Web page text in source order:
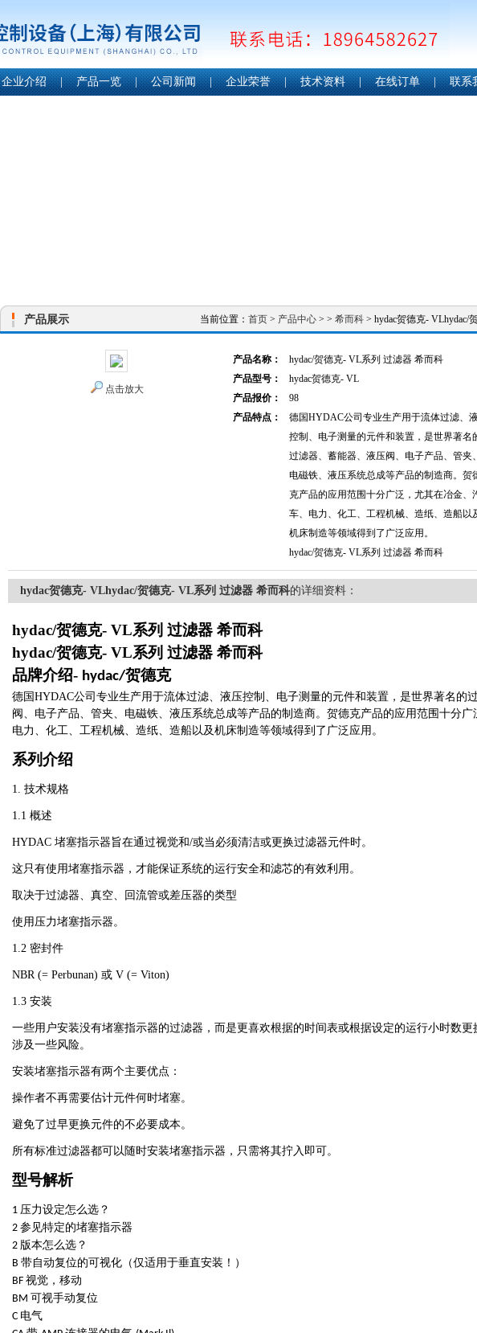
企业介绍 | 产品一览 | 公司新闻 | 企业荣誉 | 技术资料 | 在线订单 | 联系
产品展示 当前位置： 首页 > 产品中心 > > 希而科 > hydac贺德克- VLhydac/
点击放大
产品名称：
hydac/贺德克- VL系列 过滤器 希而科
产品型号：
hydac贺德克- VL
产品报价：
98
产品特点：
德国HYDAC公司专业生产用于流体过滤、
控制、电子测量的元件和装置，是世界著名
过滤器、蓄能器、液压阀、电子产品、管夹、
电磁铁、液压系统总成等产品的制造商。贺
克产品的应用范围十分广泛，尤其在冶金、
车、电力、化工、工程机械、造纸、造船以
机床制造等领域得到了广泛应用。
hydac/贺德克- VL系列 过滤器 希而科
hydac贺德克- VLhydac/贺德克- VL系列 过滤器 希而科的详细资料：
hydac/贺德克- VL系列 过滤器 希而科
hydac/贺德克- VL系列 过滤器 希而科
品牌介绍- hydac/贺德克
德国 HYDAC公司专业生产用于流体过滤、液压控制、电子测量的元件和装置，是世界著名的
阀、电子产品、管夹、电磁铁、液压系统总成等产品的制造商。贺德克产品的应用范围十分广
电力、化工、工程机械、造纸、造船以及机床制造等领域得到了广泛应用。
系列介绍
1. 技术规格
1.1 概述
HYDAC 堵塞指示器旨在通过视觉和/或当必须清洁或更换过滤器元件时。
这只有使用堵塞指示器，才能保证系统的运行安全和滤芯的有效利用。
取决于过滤器、真空、回流管或差压器的类型
使用压力堵塞指示器。
1.2 密封件
NBR (= Perbunan) 或 V (= Viton)
1.3 安装
一些用户安装没有堵塞指示器的过滤器，而是更喜欢根据的时间表或根据设定的运行小时数
涉及一些风险。
安装堵塞指示器有两个主要优点：
操作者不再需要估计元件何时堵塞。
避免了过早更换元件的不必要成本。
所有标准过滤器都可以随时安装堵塞指示器，只需将其拧入即可。
型号解析
1 压力设定怎么选？
2 参见特定的堵塞指示器
2 版本怎么选？
B 带自动复位的可视化（仅适用于垂直安装！）
BF 视觉，移动
BM 可视手动复位
C 电气